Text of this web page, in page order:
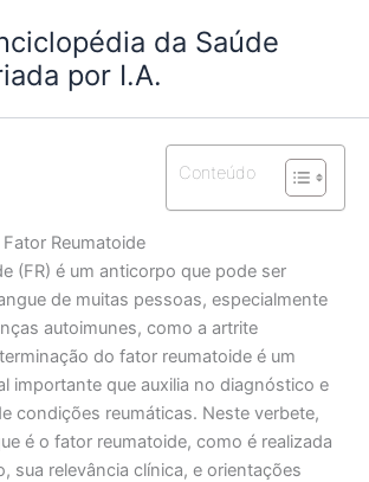
da Saúde
por I.A.
Conteúdo
Reumatoide
(FR) é um anticorpo que pode ser
de muitas pessoas, especialmente
autoimunes, como a artrite
do fator reumatoide é um
importante que auxilia no diagnóstico e
condições reumáticas. Neste verbete,
é o fator reumatoide, como é realizada
sua relevância clínica, e orientações